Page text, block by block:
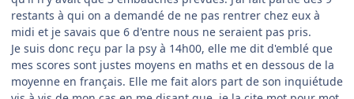
restants à qui on a demandé de ne pas rentrer chez eux à
midi et je savais que 6 d'entre nous ne seraient pas pris.
Je suis donc reçu par la psy à 14h00, elle me dit d'emblé que
mes scores sont justes moyens en maths et en dessous de la
moyenne en français. Elle me fait alors part de son inquiétude